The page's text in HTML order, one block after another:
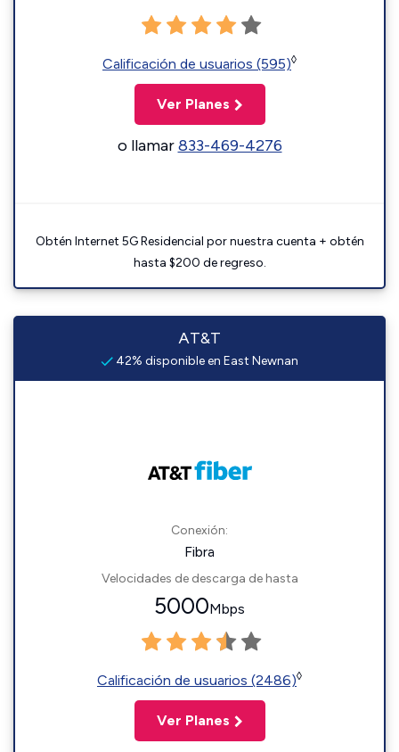
Calificación de usuarios (595)◊
Ver Planes
o llamar833-469-4276
Obtén Internet 5G Residencial por nuestra cuenta + obtén
hasta $200 de regreso.
AT&T
42% disponible en East Newnan
Conexión:
Fibra
Velocidades de descarga de hasta
5000Mbps
Calificación de usuarios (2486)◊
Ver Planes